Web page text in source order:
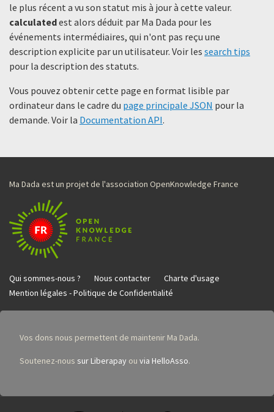
le plus récent a vu son statut mis à jour à cette valeur.
calculatedest alors déduit par Ma Dada pour les
événements intermédiaires, qui n'ont pas reçu une
description explicite par un utilisateur. Voir les search tips
pour la description des statuts.
Vous pouvez obtenir cette page en format lisible par
ordinateur dans le cadre du page principale JSON pour la
demande. Voir la Documentation API.
Ma Dada est un projet de l'association OpenKnowledge France
Qui sommes-nous ? Nous contacter
Charte d'usage
Mention légales - Politique de Confidentialité
Vos dons nous permettent de maintenir Ma Dada.
Soutenez-nous sur Liberapay ou via HelloAsso.